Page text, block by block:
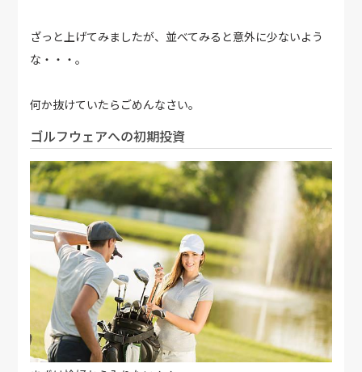
ざっと上げてみましたが、並べてみると意外に少ないよう
な・・・。
何か抜けていたらごめんなさい。
ゴルフウェアへの初期投資